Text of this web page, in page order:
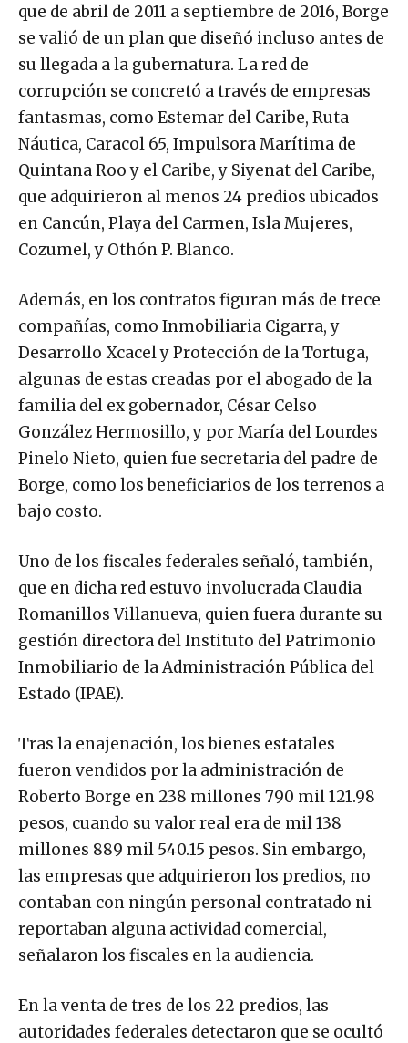
que de abril de 2011 a septiembre de 2016, Borge
se valió de un plan que diseñó incluso antes de
su llegada a la gubernatura. La red de
corrupción se concretó a través de empresas
fantasmas, como Estemar del Caribe, Ruta
Náutica, Caracol 65, Impulsora Marítima de
Quintana Roo y el Caribe, y Siyenat del Caribe,
que adquirieron al menos 24 predios ubicados
en Cancún, Playa del Carmen, Isla Mujeres,
Cozumel, y Othón P. Blanco.
Además, en los contratos figuran más de trece
compañías, como Inmobiliaria Cigarra, y
Desarrollo Xcacel y Protección de la Tortuga,
algunas de estas creadas por el abogado de la
familia del ex gobernador, César Celso
González Hermosillo, y por María del Lourdes
Pinelo Nieto, quien fue secretaria del padre de
Borge, como los beneficiarios de los terrenos a
bajo costo.
Uno de los fiscales federales señaló, también,
que en dicha red estuvo involucrada Claudia
Romanillos Villanueva, quien fuera durante su
gestión directora del Instituto del Patrimonio
Inmobiliario de la Administración Pública del
Estado (IPAE).
Tras la enajenación, los bienes estatales
fueron vendidos por la administración de
Roberto Borge en 238 millones 790 mil 121.98
pesos, cuando su valor real era de mil 138
millones 889 mil 540.15 pesos. Sin embargo,
las empresas que adquirieron los predios, no
contaban con ningún personal contratado ni
reportaban alguna actividad comercial,
señalaron los fiscales en la audiencia.
En la venta de tres de los 22 predios, las
autoridades federales detectaron que se ocultó